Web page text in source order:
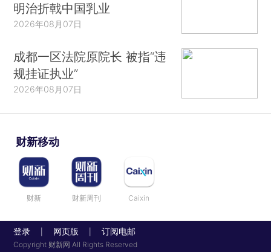
明治折戟中国乳业
2026年08月07日
成都一区法院原院长 被指“违
规挂证执业”
2026年08月07日
财新移动
财新 财新周刊 Caixin
登录 网页版 订阅电邮
Copyright 财新网 All Rights Reserved